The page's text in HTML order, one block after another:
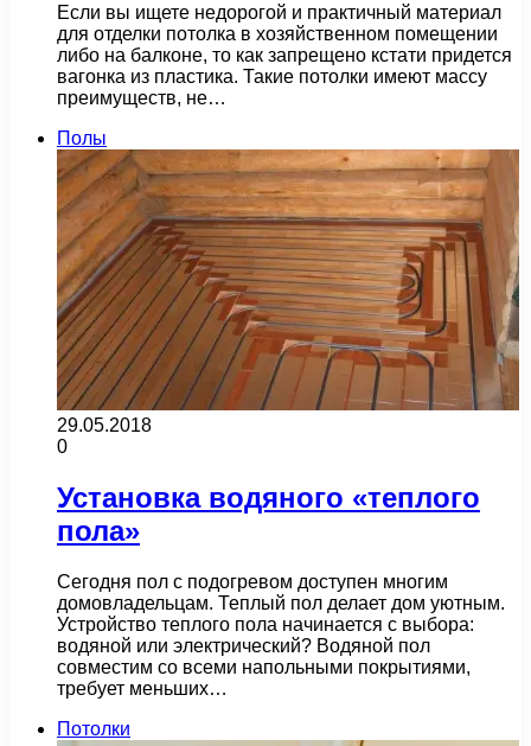
Если вы ищете недорогой и практичный материал
для отделки потолка в хозяйственном помещении
либо на балконе, то как запрещено кстати придется
вагонка из пластика. Такие потолки имеют массу
преимуществ, не…
Полы
29.05.2018
0
Установка водяного «теплого
пола»
Сегодня пол с подогревом доступен многим
домовладельцам. Теплый пол делает дом уютным.
Устройство теплого пола начинается с выбора:
водяной или электрический? Водяной пол
совместим со всеми напольными покрытиями,
требует меньших…
Потолки